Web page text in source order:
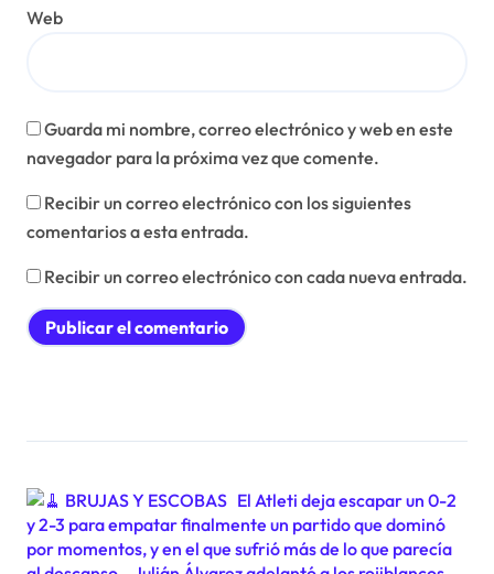
Web
Guarda mi nombre, correo electrónico y web en este
navegador para la próxima vez que comente.
Recibir un correo electrónico con los siguientes
comentarios a esta entrada.
Recibir un correo electrónico con cada nueva entrada.